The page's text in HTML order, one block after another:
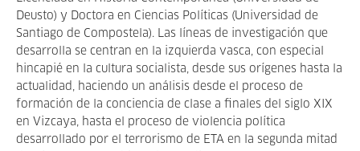
Deusto) y Doctora en Ciencias Políticas (Universidad de
Santiago de Compostela). Las líneas de investigación que
desarrolla se centran en la izquierda vasca, con especial
hincapié en la cultura socialista, desde sus orígenes hasta la
actualidad, haciendo un análisis desde el proceso de
formación de la conciencia de clase a finales del siglo XIX
en Vizcaya, hasta el proceso de violencia política
desarrollado por el terrorismo de ETA en la segunda mitad